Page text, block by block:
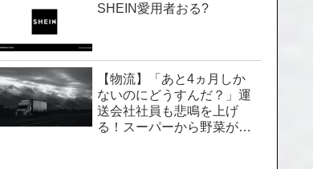
SHEIN愛用者おる?
【物流】「あと4ヵ月しか
ないのにどうすんだ？」運
送会社社員も悲鳴を上げ
る！スーパーから野菜が消